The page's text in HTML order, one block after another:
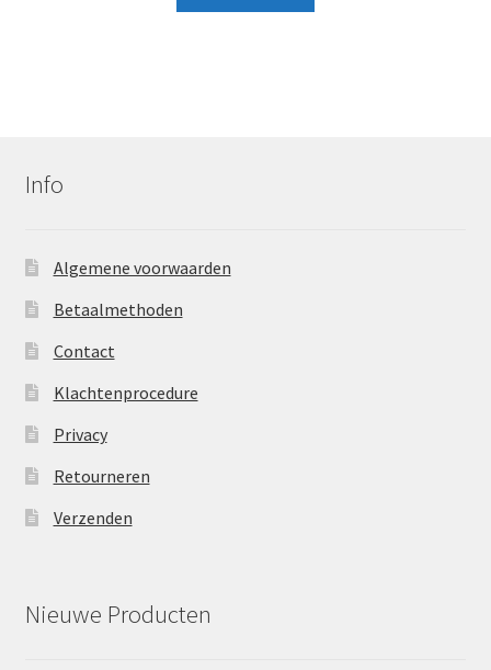
Info
Algemene voorwaarden
Betaalmethoden
Contact
Klachtenprocedure
Privacy
Retourneren
Verzenden
Nieuwe Producten